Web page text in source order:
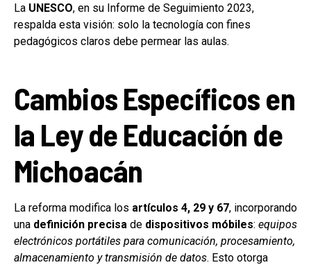
La UNESCO, en su Informe de Seguimiento 2023,
respalda esta visión: solo la tecnología con fines
pedagógicos claros debe permear las aulas.
Cambios Específicos en
la Ley de Educación de
Michoacán
La reforma modifica los artículos 4, 29 y 67, incorporando
una definición precisa de dispositivos móbiles: equipos
electrónicos portátiles para comunicación, procesamiento,
almacenamiento y transmisión de datos. Esto otorga